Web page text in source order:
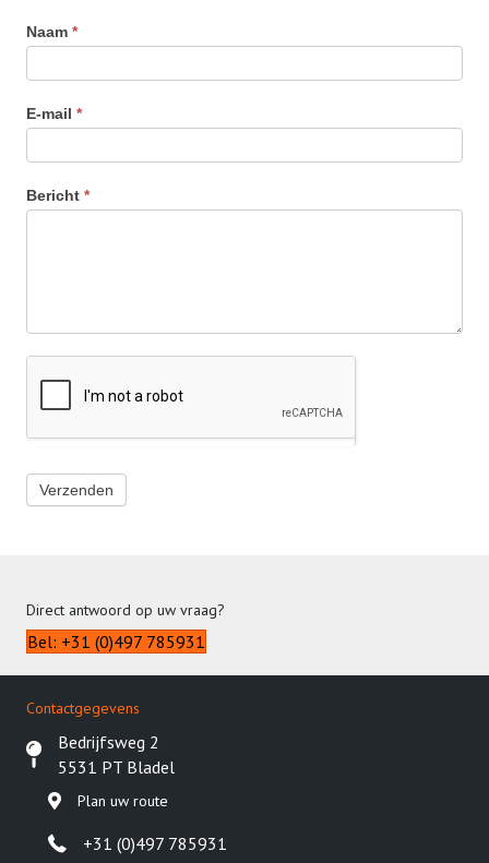
Naam *
E-mail *
Bericht *
Verzenden
Direct antwoord op uw vraag?
Bel: +31 (0)497 785931
Contactgegevens
Bedrijfsweg 2
5531 PT Bladel
Plan uw route
+31 (0)497 785931